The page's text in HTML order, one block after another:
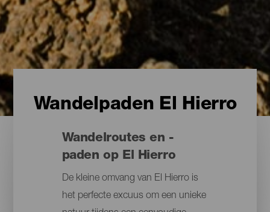
Wandelpaden El Hierro
Wandelroutes en -
paden op El Hierro
De kleine omvang van El Hierro is
het perfecte excuus om een unieke